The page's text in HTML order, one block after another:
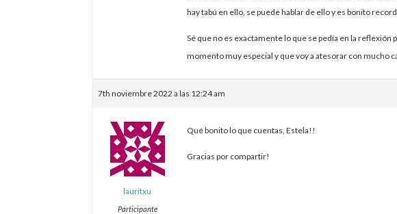
hay tabú en ello, se puede hablar de ello y es bonito
Sé que no es exactamente lo que se pedía en la
momento muy especial y que voy a atesorar con mucho
7th noviembre 2022 a las 12:24 am
lauritxu
Participante
Qué bonito lo que cuentas, Estela!!
Gracias por compartir!